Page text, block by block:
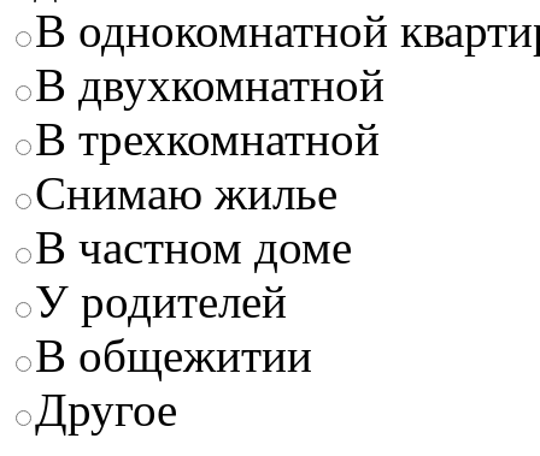
В однокомнатной
В двухкомнатной
В трехкомнатной
Снимаю жилье
В частном доме
У родителей
В общежитии
Другое